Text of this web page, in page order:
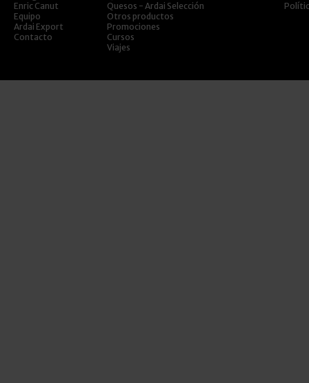
Enric Canut
Equipo
Ardai Export
Contacto
Quesos - Ardai Selección
Otros productos
Promociones
Cursos
Viajes